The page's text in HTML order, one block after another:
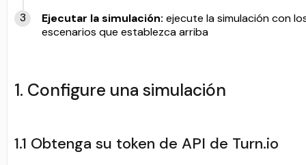
Ejecutar la simulación: ejecute la simulación con
escenarios que establezca arriba
1. Configure una simulación
1.1 Obtenga su token de API de Turn.io